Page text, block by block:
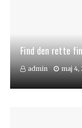
Find den rette
admin maj 4,